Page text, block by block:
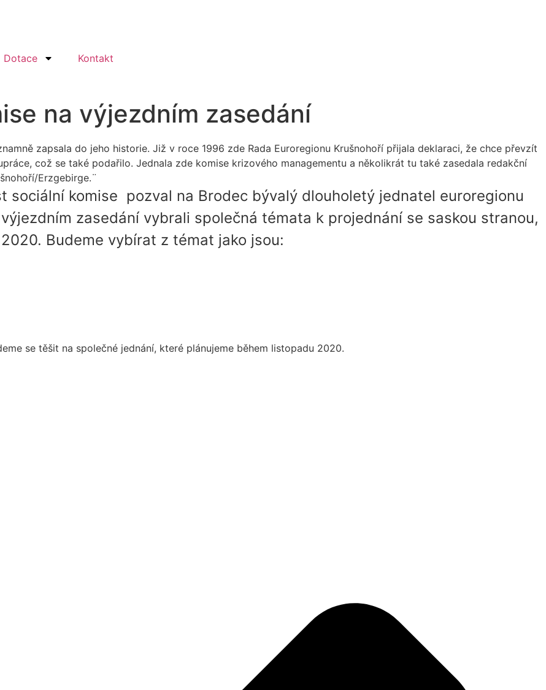
Dotace Kontakt
na výjezdním zasedání
zapsala do jeho historie. Již v roce 1996 zde Rada Euroregionu Krušnohoří přijala deklaraci, že chce převzít
což se také podařilo. Jednala zde komise krizového managementu a několikrát tu také zasedala redakční
Erzgebirge.¨
sociální komise pozval na Brodec bývalý dlouholetý jednatel euroregionu
zasedání vybrali společná témata k projednání se saskou stranou,
Budeme vybírat z témat jako jsou:
se těšit na společné jednání, které plánujeme během listopadu 2020.